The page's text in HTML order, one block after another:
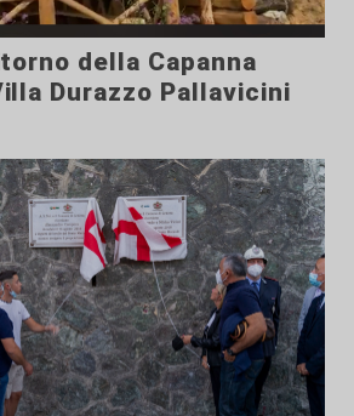
della Capanna
Durazzo Pallavicini